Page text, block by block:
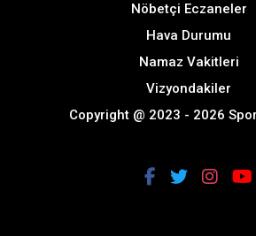
Nöbetçi Eczaneler
Hava Durumu
Namaz Vakitleri
Vizyondakiler
Copyright @ 2023 - 2026